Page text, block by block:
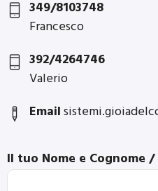
349/8103748
Francesco
392/4264746
Valerio
Email
Il tuo Nome e Cognome